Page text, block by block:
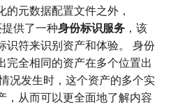
的元数据配置文件之外，
提供了一种​身份标识服务 ，该
识符来识别资产和体验。 身份
完全相同的资产在多个位置出
况发生时，这个资产的多个实
，从而可以更全面地了解内容